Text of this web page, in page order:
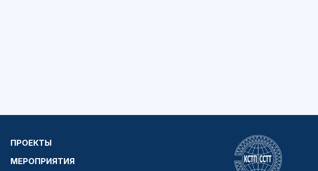
ПРОЕКТЫ
МЕРОПРИЯТИЯ